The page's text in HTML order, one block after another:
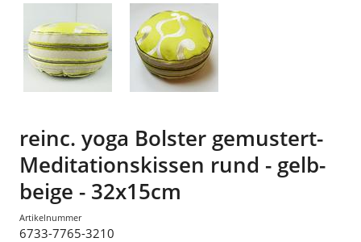
reinc. yoga Bolster gemustert-
Meditationskissen rund - gelb-
beige - 32x15cm
Artikelnummer
6733-7765-3210